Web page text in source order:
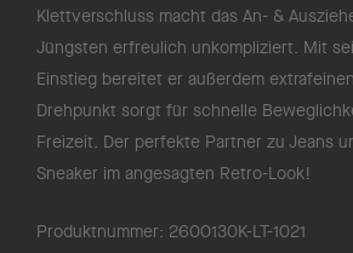
Klettverschluss macht das An- &
Jüngsten erfreulich unkompliziert. Mit
Einstieg bereitet er außerdem
Drehpunkt sorgt für schnelle
Freizeit. Der perfekte Partner zu Jeans
Sneaker im angesagten Retro-Look!
Produktnummer: 2600130K-LT-1021